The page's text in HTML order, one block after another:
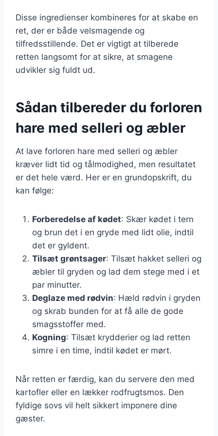
Disse ingredienser kombineres for at skabe en
ret, der er både velsmagende og
tilfredsstillende. Det er vigtigt at tilberede
retten langsomt for at sikre, at smagene
udvikler sig fuldt ud.
Sådan tilbereder du forloren
hare med selleri og æbler
At lave forloren hare med selleri og æbler
kræver lidt tid og tålmodighed, men resultatet
er det hele værd. Her er en grundopskrift, du
kan følge:
Forberedelse af kødet: Skær kødet i tern
og brun det i en gryde med lidt olie, indtil
det er gyldent.
Tilsæt grøntsager: Tilsæt hakket selleri og
æbler til gryden og lad dem stege med i et
par minutter.
Deglaze med rødvin: Hæld rødvin i gryden
og skrab bunden for at få alle de gode
smagsstoffer med.
Kogning: Tilsæt krydderier og lad retten
simre i en time, indtil kødet er mørt.
Når retten er færdig, kan du servere den med
kartofler eller en lækker rodfrugtsmos. Den
fyldige sovs vil helt sikkert imponere dine
gæster.